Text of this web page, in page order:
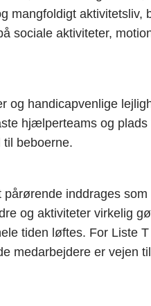
mangfoldigt aktivitetsliv,
sociale aktiviteter,
handicapvenlige
hjælperteams og plads
beboerne.
inddrages
og aktiviteter virkelig
tiden løftes. For Liste
medarbejdere er vejen